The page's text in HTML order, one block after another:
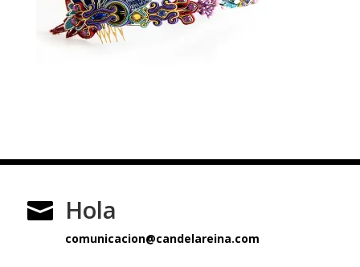
 Hola
comunicacion@candelareina.com